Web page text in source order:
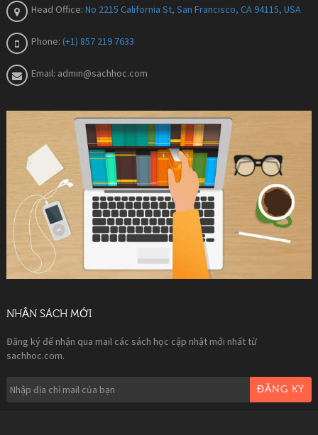
Head Office: No 2215 California St, San Francisco, CA 94115, USA
Phone: (+1) 857 219 7633
Email: admin@sachhoc.com
NHẬN SÁCH MỚI
Đăng ký để nhận qua mail các sách học cập nhật mới nhất từ
sachhoc.com.
ĐĂNG KÝ